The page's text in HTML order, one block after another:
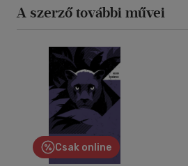
A szerző további művei
Csak online